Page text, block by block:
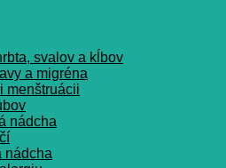
svalov a kĺbov
a migréna
menštruácii
nádcha
nádcha